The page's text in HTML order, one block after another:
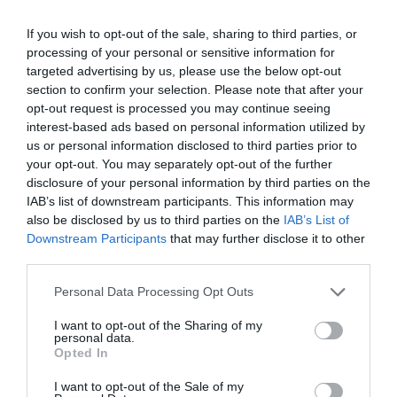
If you wish to opt-out of the sale, sharing to third parties, or
processing of your personal or sensitive information for
targeted advertising by us, please use the below opt-out
section to confirm your selection. Please note that after your
opt-out request is processed you may continue seeing
interest-based ads based on personal information utilized by
us or personal information disclosed to third parties prior to
your opt-out. You may separately opt-out of the further
disclosure of your personal information by third parties on the
IAB’s list of downstream participants. This information may
also be disclosed by us to third parties on the IAB’s List of
Downstream Participants that may further disclose it to other
Personal Data Processing Opt Outs
I want to opt-out of the Sharing of my
personal data.
Opted In
I want to opt-out of the Sale of my
Σύλλογο Οι Φίλοι της Μουσικής (Αλεξάνδρα Τριάντη),
την Ένωση Ελλήνων Μουσουργών και το Ίδρυμα
Λεβέντη. Η μουσική του είναι ένας διάλογος
ακουσματικής αισθητικής, κλασικής ενορχήστρωσης,
noise ευαισθησίας, metal ήχου και ηλεκτρονικής
τεχνοτροπίας. Η μουσική του περιέργεια οδηγείται
εξίσου από το παιχνίδι με το παράλογο και τη
γελοιότητα, όσο και από την εξερεύνηση
διεπιστημονικών θεωριών και τεχνολογιών τεχνητής
νοημοσύνης. Ο Κόλλιας είναι συνιδρυτής των
Ηχορροών, όπου επιμελείται τον καλλιτεχνικό
σχεδιασμό και οριζόντιο συντονισμό. Το εγχείρημα
προσεγγίζει την τεχνητή νοημοσύνη ανθρωποκεντρικά
παιχνίδι, για παιδιά και ενήλικες. Τα έργα του έχουν
τιμηθεί με εννέα βραβεία και εννέα διακρίσεις σε